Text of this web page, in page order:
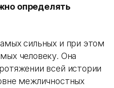
определять
сильных и при этом
человеку. Она
всей истории
межличностных